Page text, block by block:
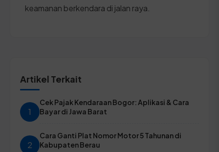
keamanan berkendara di jalan raya.
Artikel Terkait
1
Cek Pajak Kendaraan Bogor: Aplikasi & Cara
Bayar di Jawa Barat
2
Cara Ganti Plat Nomor Motor 5 Tahunan di
Kabupaten Berau